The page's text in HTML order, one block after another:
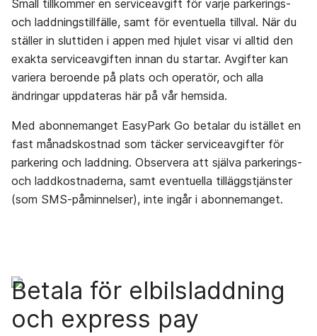
Small tillkommer en serviceavgift för varje parkerings-
och laddningstillfälle, samt för eventuella tillval. När du
ställer in sluttiden i appen med hjulet visar vi alltid den
exakta serviceavgiften innan du startar. Avgifter kan
variera beroende på plats och operatör, och alla
ändringar uppdateras här på vår hemsida.
Med abonnemanget EasyPark Go betalar du istället en
fast månadskostnad som täcker serviceavgifter för
parkering och laddning. Observera att själva parkerings-
och laddkostnaderna, samt eventuella tilläggstjänster
(som SMS-påminnelser), inte ingår i abonnemanget.
Betala för elbilsladdning
och express pay